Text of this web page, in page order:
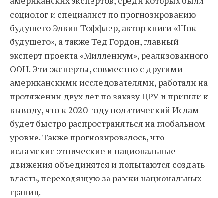
социолог и специалист по прогнозированию
будущего Элвин Тоффлер, автор книги «Шок
будущего», а также Тед Гордон, главный
эксперт проекта «Миллениум», реализованного
ООН. Эти эксперты, совместно с другими
американскими исследователями, работали на
протяжении двух лет по заказу ЦРУ и пришли к
выводу, что к 2020 году политический Ислам
будет быстро распространяться на глобальном
уровне. Также прогнозировалось, что
исламские этнические и национальные
движения объединятся и попытаются создать
власть, переходящую за рамки национальных
границ.